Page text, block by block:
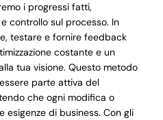
i progressi fatti,
controllo sul processo. In
testare e fornire feedback
costante e un
tua visione. Questo metodo
parte attiva del
che ogni modifica o
esigenze di business. Con gli